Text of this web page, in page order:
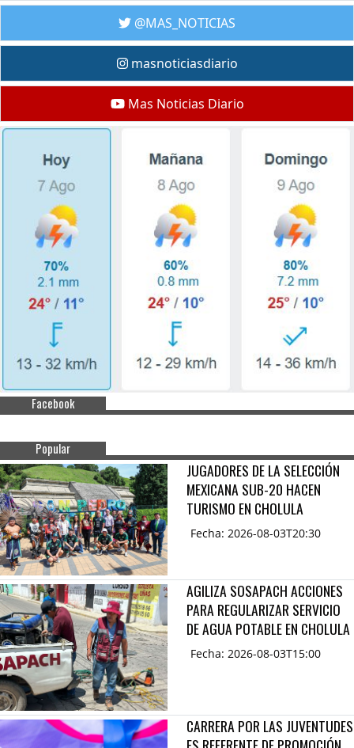
@MAS_NOTICIAS
masnoticiasdiario
Mas Noticias Diario
Facebook
Popular
JUGADORES DE LA SELECCIÓN
MEXICANA SUB-20 HACEN
TURISMO EN CHOLULA
Fecha: 2026-08-03T20:30
AGILIZA SOSAPACH ACCIONES
PARA REGULARIZAR SERVICIO
DE AGUA POTABLE EN CHOLULA
Fecha: 2026-08-03T15:00
CARRERA POR LAS JUVENTUDES